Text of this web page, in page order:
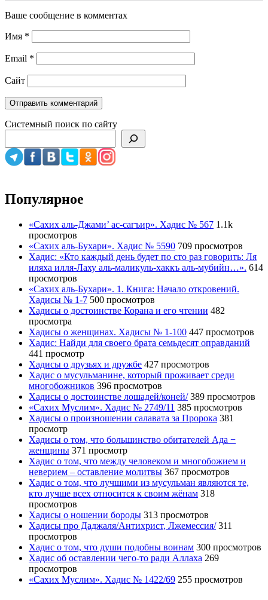
Ваше сообщение в комментах
Имя *
Email *
Сайт
Системный поиск по сайту
Популярное
«Сахих аль-Джами’ ас-сагъир». Хадис № 567 1.1k
просмотров
«Сахих аль-Бухари». Хадис № 5590 709 просмотров
Хадис: «Кто каждый день будет по сто раз говорить: Ля
иляха илля-Лаху аль-маликуль-хаккъ аль-мубийн…». 614
просмотров
«Сахих аль-Бухари». 1. Книга: Начало откровений.
Хадисы № 1-7 500 просмотров
Хадисы о достоинстве Корана и его чтении 482
просмотра
Хадисы о женщинах. Хадисы № 1-100 447 просмотров
Хадис: Найди для своего брата семьдесят оправданий
441 просмотр
Хадисы о друзьях и дружбе 427 просмотров
Хадис о мусульманине, который проживает среди
многобожников 396 просмотров
Хадисы о достоинстве лошадей/коней/ 389 просмотров
«Сахих Муслим». Хадис № 2749/11 385 просмотров
Хадисы о произношении салавата за Пророка 381
просмотр
Хадисы о том, что большинство обитателей Ада −
женщины 371 просмотр
Хадис о том, что между человеком и многобожием и
неверием – оставление молитвы 367 просмотров
Хадис о том, что лучшими из мусульман являются те,
кто лучше всех относится к своим жёнам 318
просмотров
Хадисы о ношении бороды 313 просмотров
Хадисы про Даджаля/Антихрист, Лжемессия/ 311
просмотров
Хадис о том, что души подобны воинам 300 просмотров
Хадис об оставлении чего-то ради Аллаха 269
просмотров
«Сахих Муслим». Хадис № 1422/69 255 просмотров